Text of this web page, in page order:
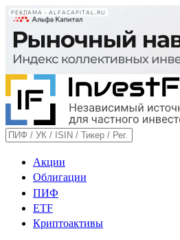
РЕКЛАМА • ALFACAPITAL.RU
Акции
Облигации
ПИФ
ETF
Криптоактивы